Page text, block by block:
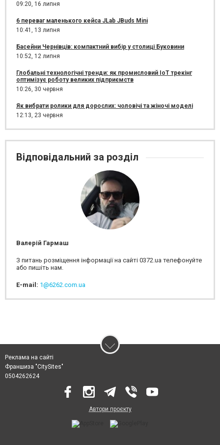
09:20, 16 липня
6 переваг маленького кейса JLab JBuds Mini
10:41, 13 липня
Басейни Чернівців: компактний вибір у столиці Буковини
10:52, 12 липня
Глобальні технологічні тренди: як промисловий IoT трекінг
оптимізує роботу великих підприємств
10:26, 30 червня
Як вибрати ролики для дорослих: чоловічі та жіночі моделі
12:13, 23 червня
Відповідальний за розділ
Валерій Гармаш
З питань розміщення інформації на сайті 0372.ua телефонуйте
або пишіть нам.
E-mail: 1@6262.com.ua
Реклама на сайті
Франшиза "CitySites"
0504262624
Автори проєкту